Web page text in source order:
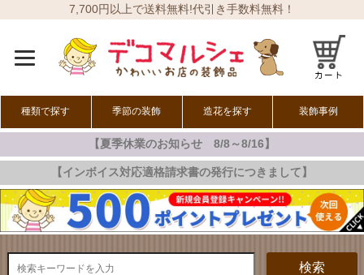
7,700円以上で送料無料!代引き手数料無料！
種類で探す 季節の装飾
春の装飾
夏の装飾
秋の装飾
冬の装飾
オールシーズン
造花を探す 装飾事例
【夏季休業のお知らせ 8/8～8/16】
【インボイス対応適格請求書の発行につきまして】
検索